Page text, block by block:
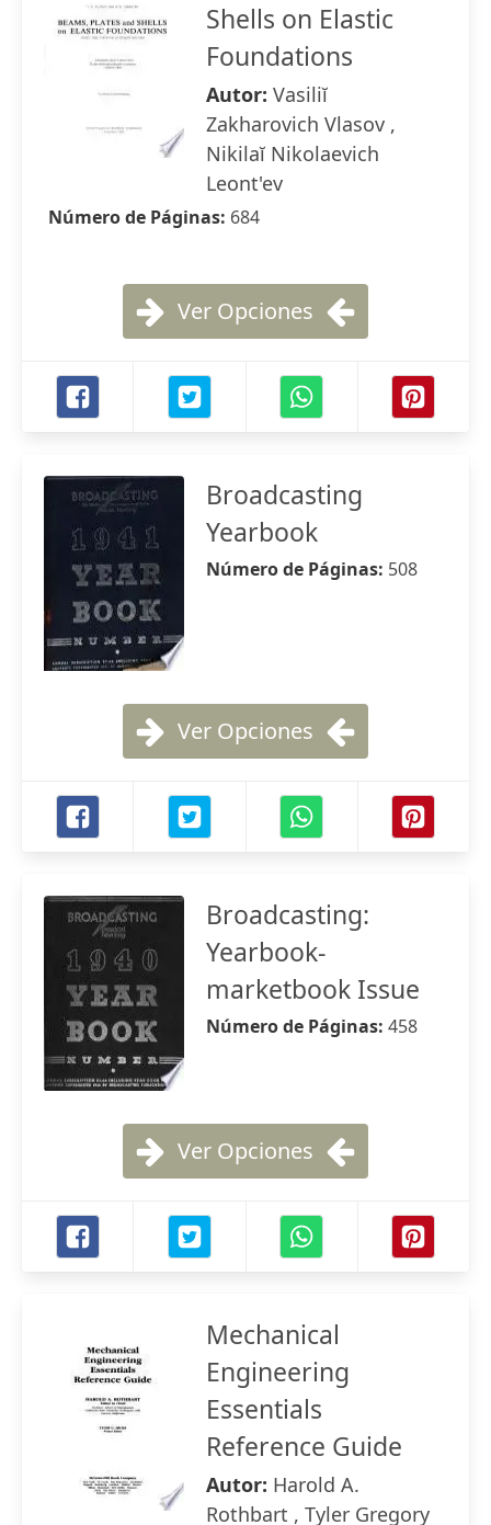
Shells on Elastic
Foundations
Autor: Vasiliĭ
Zakharovich Vlasov ,
Nikilaĭ Nikolaevich
Leont'ev
Número de Páginas: 684
Ver Opciones
Broadcasting
Yearbook
Número de Páginas: 508
Ver Opciones
Broadcasting:
Yearbook-
marketbook Issue
Número de Páginas: 458
Ver Opciones
Mechanical
Engineering
Essentials
Reference Guide
Autor: Harold A.
Rothbart , Tyler Gregory